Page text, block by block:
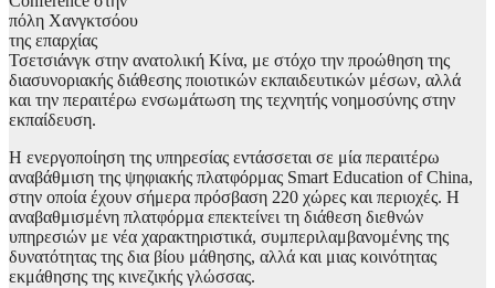
πόλη Χανγκτσόου
της επαρχίας
Τσετσιάνγκ στην ανατολική Κίνα, με στόχο την προώθηση της
διασυνοριακής διάθεσης ποιοτικών εκπαιδευτικών μέσων, αλλά
και την περαιτέρω ενσωμάτωση της τεχνητής νοημοσύνης στην
εκπαίδευση.
Η ενεργοποίηση της υπηρεσίας εντάσσεται σε μία περαιτέρω
αναβάθμιση της ψηφιακής πλατφόρμας Smart Education of China,
στην οποία έχουν σήμερα πρόσβαση 220 χώρες και περιοχές. Η
αναβαθμισμένη πλατφόρμα επεκτείνει τη διάθεση διεθνών
υπηρεσιών με νέα χαρακτηριστικά, συμπεριλαμβανομένης της
δυνατότητας της δια βίου μάθησης, αλλά και μιας κοινότητας
εκμάθησης της κινεζικής γλώσσας.